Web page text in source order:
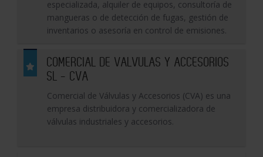
especializada, alquiler de equipos, consultoría de
mangueras o de detección de fugas, gestión de
inventarios o asesoría en control de emisiones.
COMERCIAL DE VALVULAS Y ACCESORIOS
SL - CVA
Comercial de Válvulas y Accesorios (CVA) es una
empresa distribuidora y comercializadora de
válvulas industriales y accesorios.